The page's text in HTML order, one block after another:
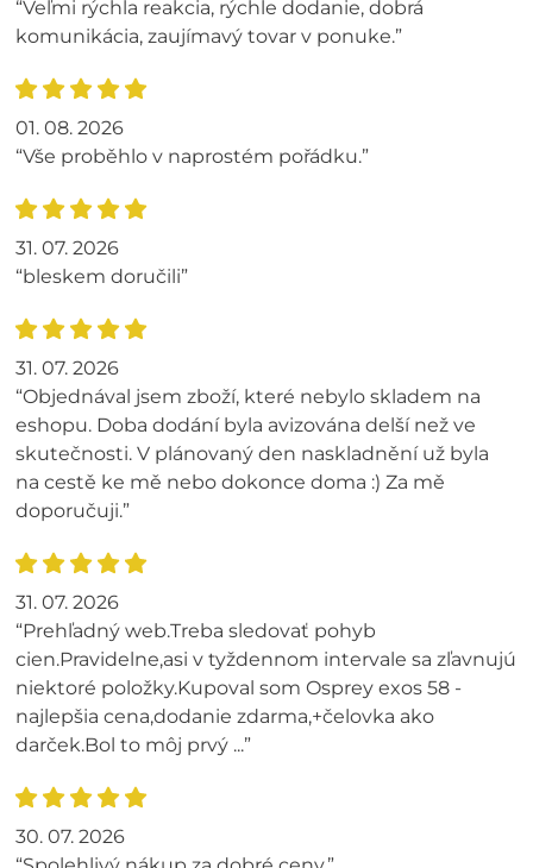
“Veľmi rýchla reakcia, rýchle dodanie, dobrá
komunikácia, zaujímavý tovar v ponuke.”
01. 08. 2026
“Vše proběhlo v naprostém pořádku.”
31. 07. 2026
“bleskem doručili”
31. 07. 2026
“Objednával jsem zboží, které nebylo skladem na
eshopu. Doba dodání byla avizována delší než ve
skutečnosti. V plánovaný den naskladnění už byla
na cestě ke mě nebo dokonce doma :) Za mě
doporučuji.”
31. 07. 2026
“Prehľadný web.Treba sledovať pohyb
cien.Pravidelne,asi v tyždennom intervale sa zľavnujú
niektoré položky.Kupoval som Osprey exos 58 -
najlepšia cena,dodanie zdarma,+čelovka ako
darček.Bol to môj prvý ...”
30. 07. 2026